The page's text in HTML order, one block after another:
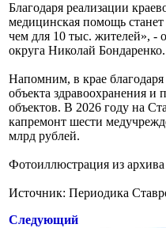
Благодаря реализации
медицинская помощь станет
чем для 10 тыс. жителей», -
округа Николай Бондаренко.
Напомним, в крае
объекта здравоохранения и
объектов. В 2026 году на
капремонт шести
млрд рублей.
Фотоиллюстрация из
Источник: Периодика
Следующий